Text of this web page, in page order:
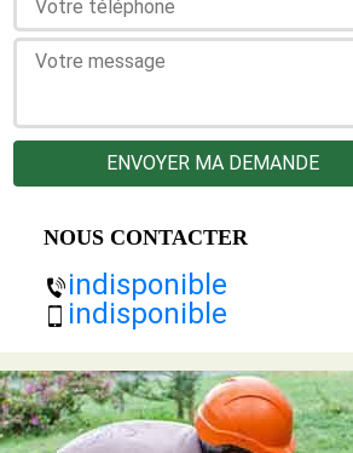
NOUS CONTACTER
indisponible
indisponible